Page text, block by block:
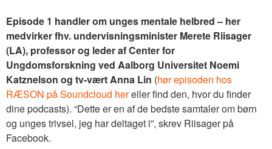
Episode 1 handler om unges mentale helbred – her
medvirker fhv. undervisningsminister Merete Riisager
(LA), professor og leder af Center for
Ungdomsforskning ved Aalborg Universitet Noemi
Katznelson og tv-vært Anna Lin (hør episoden hos
RÆSON på Soundcloud hereller find den, hvor du finder
dine podcasts). “Dette er en af de bedste samtaler om børn
og unges trivsel, jeg har deltaget i”, skrev Riisager på
Facebook.